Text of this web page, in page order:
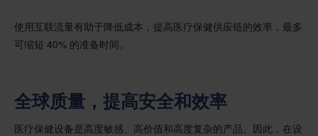
使用互联流量有助于降低成本，提高医疗保健供应链的效率，最多
可缩短 40% 的准备时间。
全球质量，提高安全和效率
医疗保健设备是高度敏感、高价值和高度复杂的产品。因此，在设